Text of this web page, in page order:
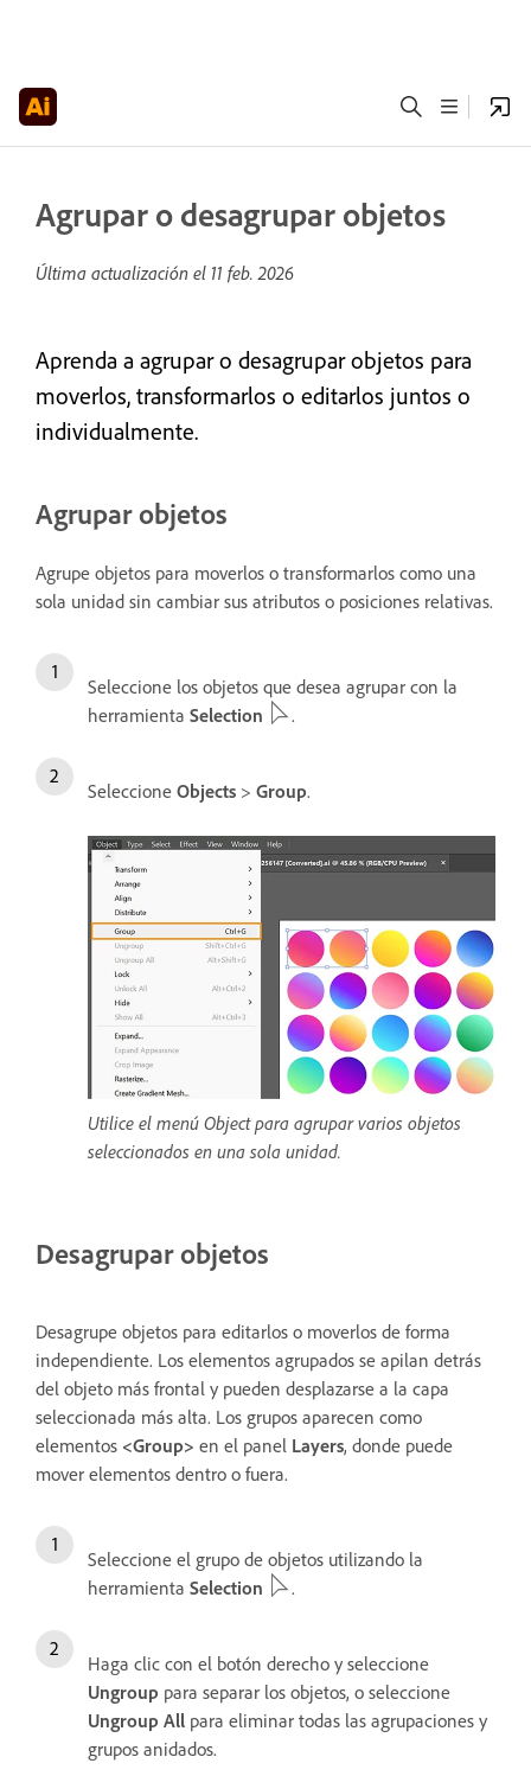
Agrupar o desagrupar objetos
Última actualización el 11 feb. 2026
Aprenda a agrupar o desagrupar objetos para
moverlos, transformarlos o editarlos juntos o
individualmente.
Agrupar objetos
Agrupe objetos para moverlos o transformarlos como una
sola unidad sin cambiar sus atributos o posiciones relativas.
Seleccione los objetos que desea agrupar con la
herramienta Selection .
Seleccione Objects > Group.
Utilice el menú Object para agrupar varios objetos
seleccionados en una sola unidad.
Desagrupar objetos
Desagrupe objetos para editarlos o moverlos de forma
independiente. Los elementos agrupados se apilan detrás
del objeto más frontal y pueden desplazarse a la capa
seleccionada más alta. Los grupos aparecen como
elementos <Group> en el panel Layers, donde puede
mover elementos dentro o fuera.
Seleccione el grupo de objetos utilizando la
herramienta Selection .
Haga clic con el botón derecho y seleccione
Ungroup para separar los objetos, o seleccione
Ungroup All para eliminar todas las agrupaciones y
grupos anidados.